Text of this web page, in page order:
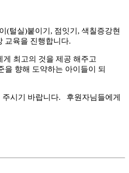
(털실)붙이기, 점잇기, 색칠증강현
교육을 진행합니다.
최고의 것을 제공 해주고
향해 도약하는 아이들이 되
주시기 바랍니다. 후원자님들에게